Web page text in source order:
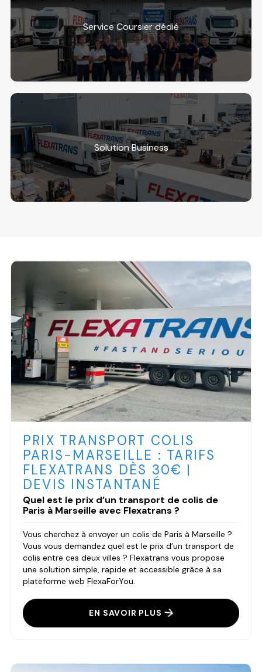
Service Coursier dédié
Solution Business
PRIX TRANSPORT COLIS
PARIS-MARSEILLE : TARIFS
FLEXATRANS DÈS 30€ |
DEVIS INSTANTANÉ
Quel est le prix d’un transport de colis de
Paris à Marseille avec Flexatrans ?
Vous cherchez à envoyer un colis de Paris à Marseille ?
Vous vous demandez quel est le prix d’un transport de
colis entre ces deux villes ? Flexatrans vous propose
une solution simple, rapide et accessible grâce à sa
plateforme web FlexaForYou.
EN SAVOIR PLUS